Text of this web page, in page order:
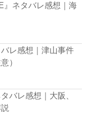
』ネタバレ感想｜海
レ感想｜津山事件
）
バレ感想｜大阪、